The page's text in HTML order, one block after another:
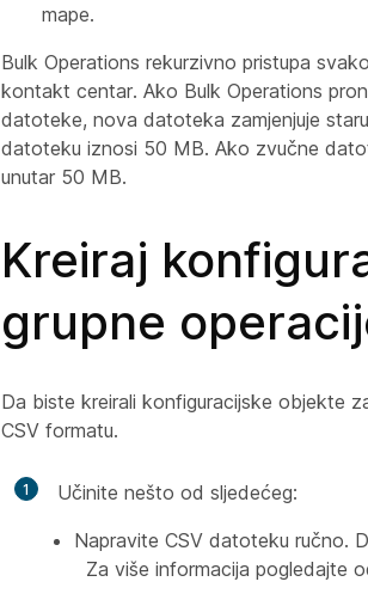
mape.
Bulk Operations rekurzivno pristupa
kontakt centar. Ako Bulk Operations
datoteke, nova datoteka zamjenjuje
datoteku iznosi 50 MB. Ako zvučne
unutar 50 MB.
Kreiraj
grupne
Da biste kreirali konfiguracijske objekte
CSV formatu.
1
Učinite nešto od sljedećeg:
Napravite CSV datoteku ručno.
Za više informacija pogledajte